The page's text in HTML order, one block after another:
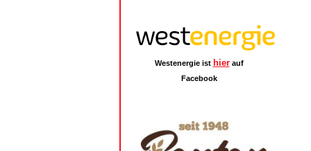
Westenergie ist hierauf
Facebook